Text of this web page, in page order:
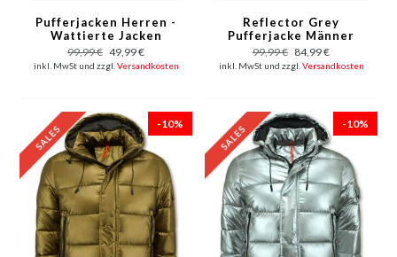
Pufferjacken Herren -
Wattierte Jacken
Herren - 8055 -
Hellblau
99,99 € 49,99 €
inkl. MwSt und zzgl. Versandkosten
Reflector Grey
Pufferjacke Männer
mit Kapuze
99,99 € 84,99 €
inkl. MwSt und zzgl. Versandkosten
-10% -10%